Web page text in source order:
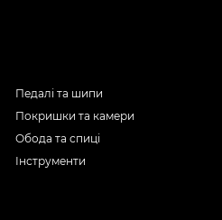
Педалі та шипи
Покришки та камери
Обода та спиці
Інструменти